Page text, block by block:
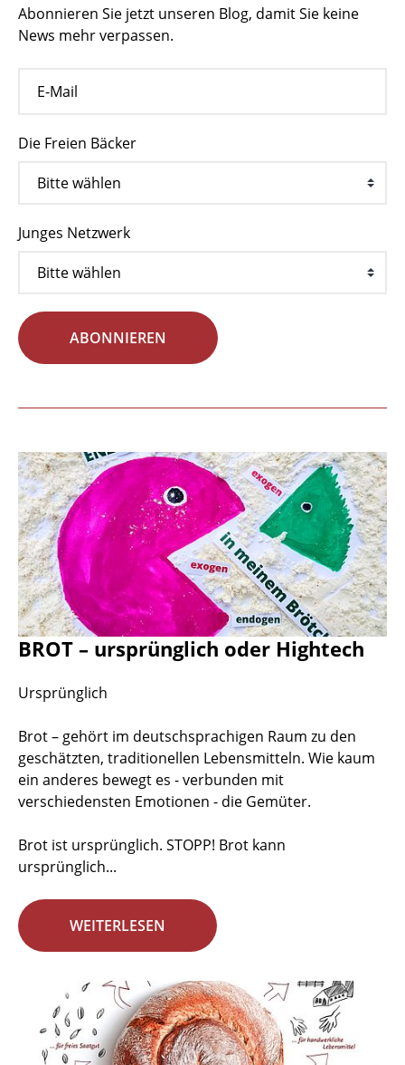
Abonnieren Sie jetzt unseren Blog, damit Sie keine
News mehr verpassen.
Die Freien Bäcker
Junges Netzwerk
ABONNIEREN
BROT – ursprünglich oder Hightech
Ursprünglich
Brot – gehört im deutschsprachigen Raum zu den
geschätzten, traditionellen Lebensmitteln. Wie kaum
ein anderes bewegt es - verbunden mit
verschiedensten Emotionen - die Gemüter.
Brot ist ursprünglich. STOPP! Brot kann
ursprünglich...
WEITERLESEN